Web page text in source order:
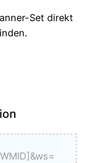
Set direkt